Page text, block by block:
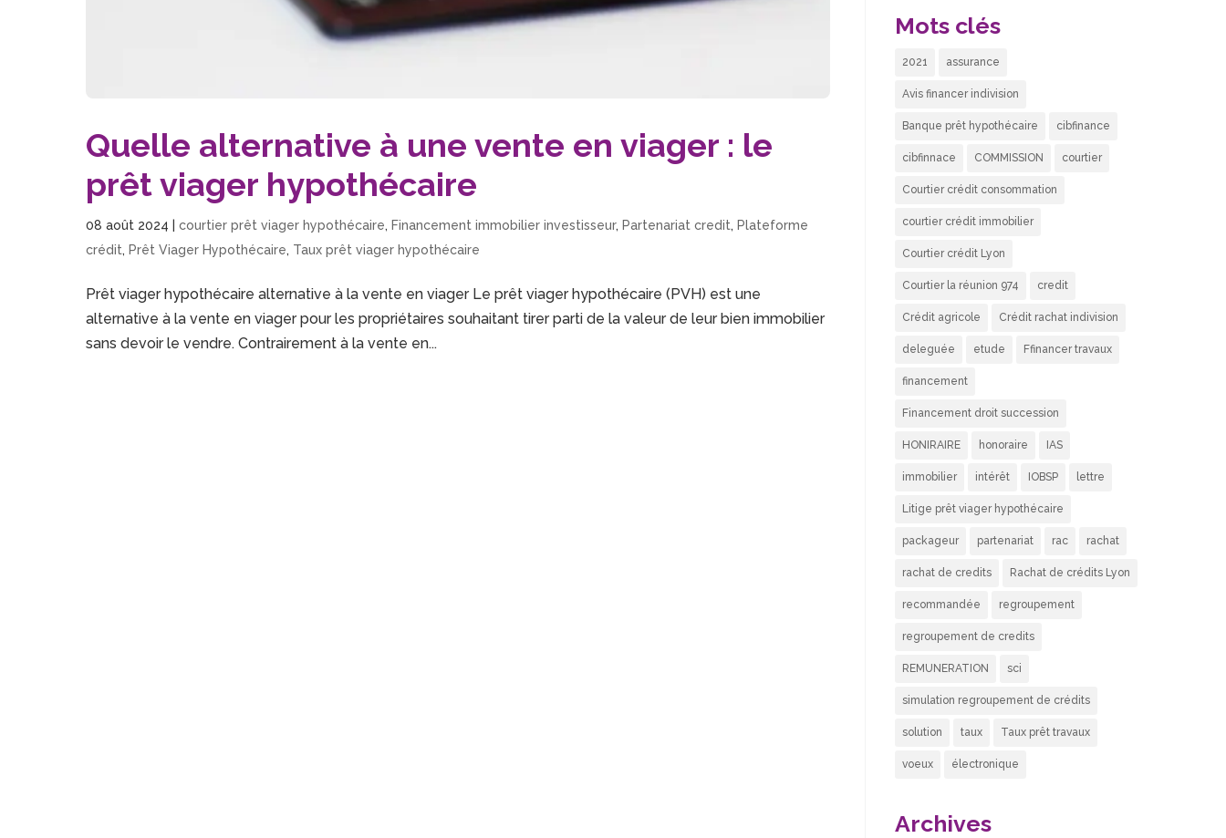
Quelle alternative à une vente en viager : le
prêt viager hypothécaire
08 août 2024 |courtier prêt viager hypothécaire, Financement immobilier investisseur, Partenariat credit, Plateforme
crédit, Prêt Viager Hypothécaire, Taux prêt viager hypothécaire
Prêt viager hypothécaire alternative à la vente en viager Le prêt viager hypothécaire (PVH) est une
alternative à la vente en viager pour les propriétaires souhaitant tirer parti de la valeur de leur bien immobilier
sans devoir le vendre. Contrairement à la vente en...
Mots clés
2021 assurance
Avis financer indivision
Banque prêt hypothécaire cibfinance
cibfinnace COMMISSION courtier
Courtier crédit consommation
courtier crédit immobilier
Courtier crédit Lyon
Courtier la réunion 974 credit
Crédit agricole Crédit rachat indivision
deleguée etude Ffinancer travaux
financement
Financement droit succession
HONIRAIRE honoraire IAS
immobilier intérêt IOBSP lettre
Litige prêt viager hypothécaire
packageur partenariat rac rachat
rachat de credits Rachat de crédits Lyon
recommandée regroupement
regroupement de credits
REMUNERATION sci
simulation regroupement de crédits
solution taux Taux prêt travaux
voeux électronique
Archives